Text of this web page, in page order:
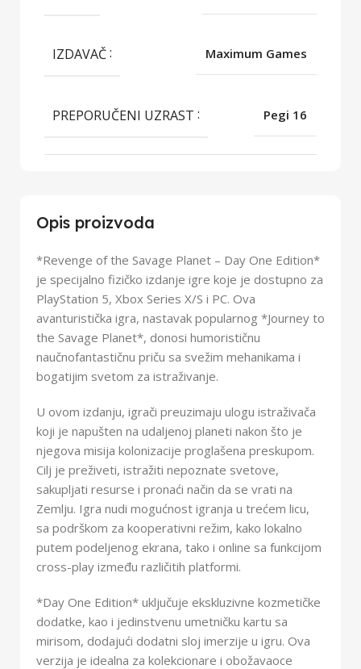
Opis proizvoda
*Revenge of the Savage Planet – Day One Edition*
je specijalno fizičko izdanje igre koje je dostupno za
PlayStation 5, Xbox Series X/S i PC. Ova
avanturistička igra, nastavak popularnog *Journey to
the Savage Planet*, donosi humorističnu
naučnofantastičnu priču sa svežim mehanikama i
bogatijim svetom za istraživanje.
U ovom izdanju, igrači preuzimaju ulogu istraživača
koji je napušten na udaljenoj planeti nakon što je
njegova misija kolonizacije proglašena preskupom.
Cilj je preživeti, istražiti nepoznate svetove,
sakupljati resurse i pronaći način da se vrati na
Zemlju. Igra nudi mogućnost igranja u trećem licu,
sa podrškom za kooperativni režim, kako lokalno
putem podeljenog ekrana, tako i online sa funkcijom
cross-play između različitih platformi.
*Day One Edition* uključuje ekskluzivne kozmetičke
dodatke, kao i jedinstvenu umetničku kartu sa
mirisom, dodajući dodatni sloj imerzije u igru. Ova
verzija je idealna za kolekcionare i obožavaoce
IZDAVAČ Maximum Games
PREPORUČENI UZRAST Pegi 16